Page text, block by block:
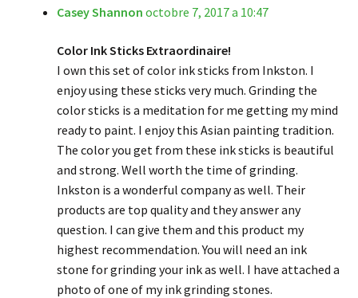
Note5 sur 5
Casey Shannon octobre 7, 2017 a 10:47
Color Ink Sticks Extraordinaire!
I own this set of color ink sticks from Inkston. I
enjoy using these sticks very much. Grinding the
color sticks is a meditation for me getting my mind
ready to paint. I enjoy this Asian painting tradition.
The color you get from these ink sticks is beautiful
and strong. Well worth the time of grinding.
Inkston is a wonderful company as well. Their
products are top quality and they answer any
question. I can give them and this product my
highest recommendation. You will need an ink
stone for grinding your ink as well. I have attached a
photo of one of my ink grinding stones.